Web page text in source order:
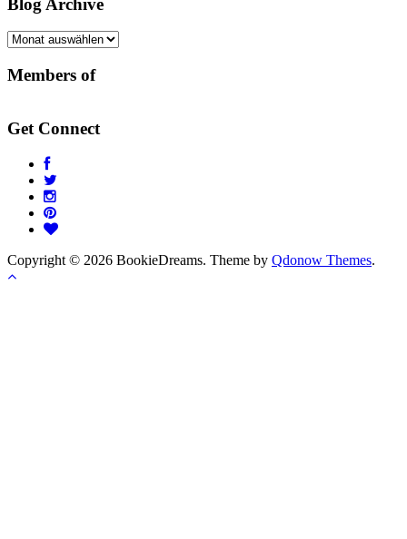
Blog
Members of
Get Connect
Copyright © 2026 BookieDreams. Theme by Qdonow Themes.